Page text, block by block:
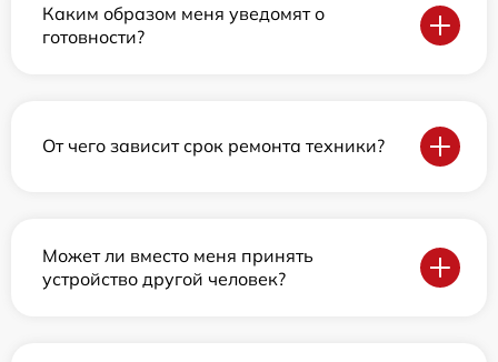
Каким образом меня уведомят о
готовности?
От чего зависит срок ремонта техники?
Может ли вместо меня принять
устройство другой человек?